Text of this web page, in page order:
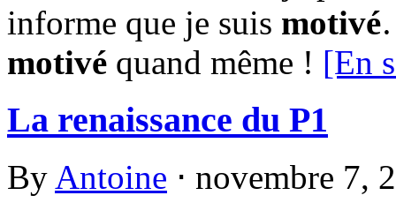
informe que je suis motivé
motivé quand même ! [En
La renaissance du P1
By Antoine ⋅ novembre 7,